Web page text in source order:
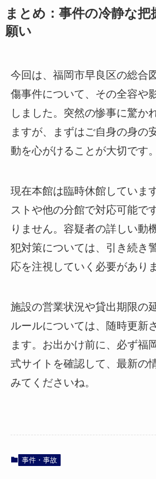
まとめ：事件の冷静な把
願い
今回は、福岡市早良区の総合
傷事件について、その全容や
しました。突然の惨事に驚か
ますが、まずはご自身の身の
動を心がけることが大切です。
現在本館は臨時休館していま
ストや他の分館で対応可能で
りません。容疑者の詳しい動
犯対策については、引き続き
応を注視していく必要があり
施設の営業状況や貸出期限の
ルールについては、随時更新
ます。お出かけ前に、必ず福
式サイトを確認して、最新の
みてくださいね。
事件・事故